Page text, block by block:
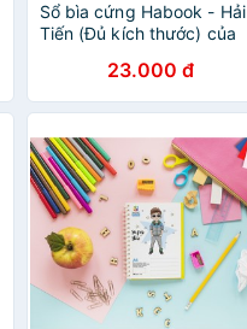
Sổ bìa cứng Habook - Hải
Tiến (Đủ kích thước) của
23.000 đ